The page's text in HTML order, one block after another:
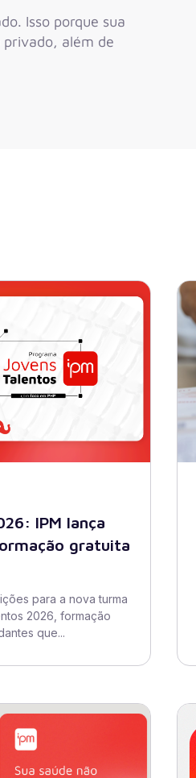
Isso porque sua
além de
IPM lança
gratuita
para a nova turma
2026, formação
que...